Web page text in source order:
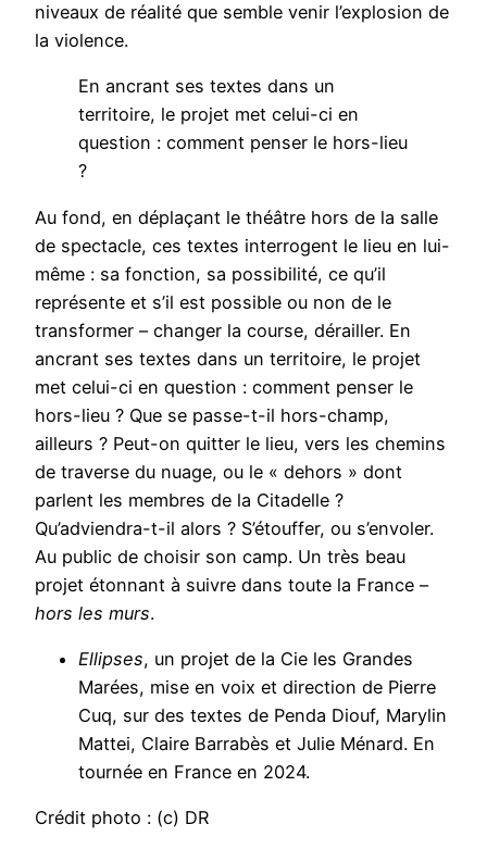
niveaux de réalité que semble venir l’explosion de
la violence.
En ancrant ses textes dans un
territoire, le projet met celui-ci en
question : comment penser le hors-lieu
?
Au fond, en déplaçant le théâtre hors de la salle
de spectacle, ces textes interrogent le lieu en lui-
même : sa fonction, sa possibilité, ce qu’il
représente et s’il est possible ou non de le
transformer – changer la course, dérailler. En
ancrant ses textes dans un territoire, le projet
met celui-ci en question : comment penser le
hors-lieu ? Que se passe-t-il hors-champ,
ailleurs ? Peut-on quitter le lieu, vers les chemins
de traverse du nuage, ou le « dehors » dont
parlent les membres de la Citadelle ?
Qu’adviendra-t-il alors ? S’étouffer, ou s’envoler.
Au public de choisir son camp. Un très beau
projet étonnant à suivre dans toute la France –
hors les murs.
Ellipses, un projet de la Cie les Grandes
Marées, mise en voix et direction de Pierre
Cuq, sur des textes de Penda Diouf, Marylin
Mattei, Claire Barrabès et Julie Ménard. En
tournée en France en 2024.
Crédit photo : (c) DR